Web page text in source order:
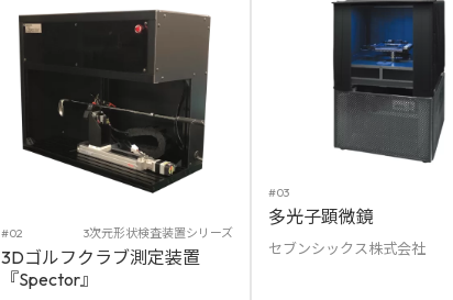
#02 3次元形状検査装置シリーズ
3Dゴルフクラブ測定装置
『Spector』
#03
多光子顕微鏡
セブンシックス株式会社